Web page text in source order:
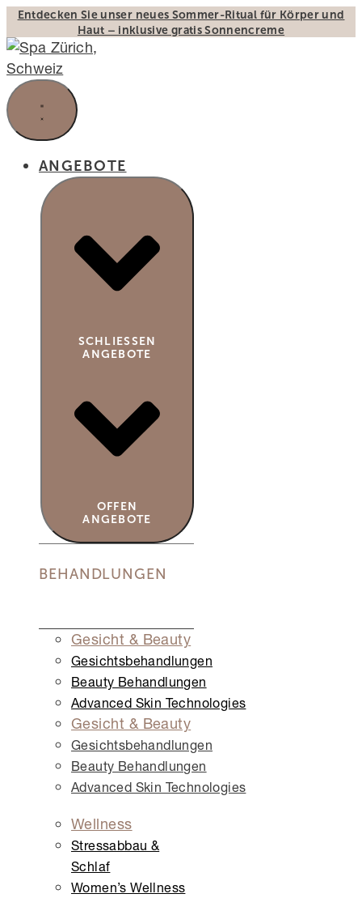
Zum
Inhalt
springen
Entdecken Sie unser neues Sommer-Ritual für Körper und
Haut – inklusive gratis Sonnencreme
ANGEBOTE
SCHLIESSEN A
NGEBOTE
OFFEN
ANGEBOTE
BEHANDLUNGEN
Gesicht & Beauty
Gesichts­behandlungen
Beauty Behandlungen
Advanced Skin Technologies
Gesicht & Beauty
Gesichts­behandlungen
Beauty Behandlungen
Advanced Skin Technologies
Wellness
Stressabbau &
Schlaf
Women’s Wellness